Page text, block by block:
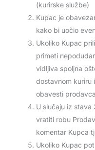
(kurirske službe)
Kupac je
kako bi uočio
Ukoliko Kupac
primeti
vidljiva spoljna
dostavnom kuriru
obavesti
U slučaju iz stava
vratiti robu
komentar Kupca
Ukoliko Kupac